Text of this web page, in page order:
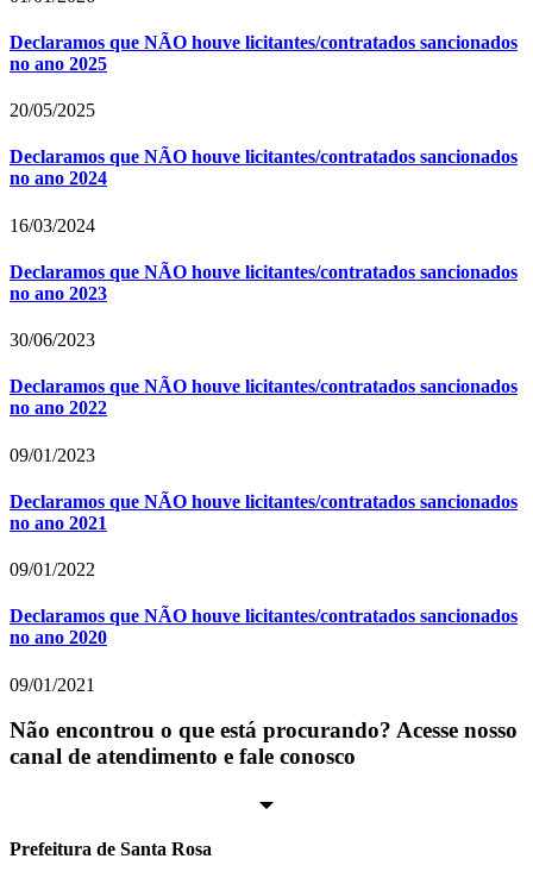
Declaramos que NÃO houve licitantes/contratados sancionados
no ano 2025
20/05/2025
Declaramos que NÃO houve licitantes/contratados sancionados
no ano 2024
16/03/2024
Declaramos que NÃO houve licitantes/contratados sancionados
no ano 2023
30/06/2023
Declaramos que NÃO houve licitantes/contratados sancionados
no ano 2022
09/01/2023
Declaramos que NÃO houve licitantes/contratados sancionados
no ano 2021
09/01/2022
Declaramos que NÃO houve licitantes/contratados sancionados
no ano 2020
09/01/2021
Não encontrou o que está procurando? Acesse nosso
canal de atendimento e fale conosco
Prefeitura de Santa Rosa